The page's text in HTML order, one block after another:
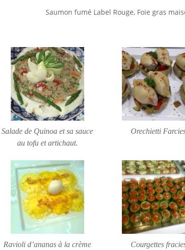
Saumon fumé Label Rouge, Foie gras
Salade de Quinoa et sa sauce
au tofu et artichaut.
Orechietti
Ravioli d’ananas à la crème
Courgettes